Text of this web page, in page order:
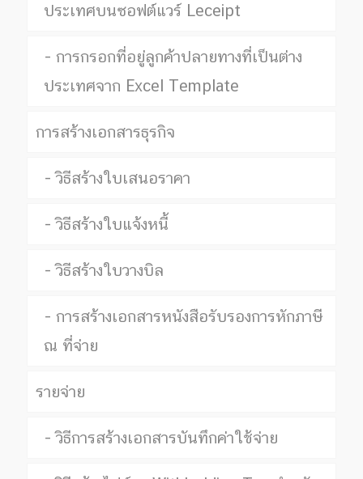
ประเทศบนซอฟต์แวร์ Leceipt
การกรอกที่อยู่ลูกค้าปลายทางที่เป็นต่าง
ประเทศจาก Excel Template
การสร้างเอกสารธุรกิจ
วิธีสร้างใบเสนอราคา
วิธีสร้างใบแจ้งหนี้
วิธีสร้างใบวางบิล
การสร้างเอกสารหนังสือรับรองการหักภาษี
ณ ที่จ่าย
รายจ่าย
วิธีการสร้างเอกสารบันทึกค่าใช้จ่าย